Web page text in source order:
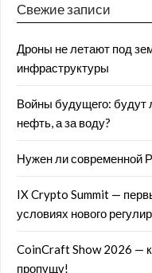
Свежие записи
Дроны не летают под
инфраструктуры
Войны будущего: будут
нефть, а за воду?
Нужен ли современной
IX Crypto Summit —
условиях нового
CoinCraft Show 2026 —
пропущу!